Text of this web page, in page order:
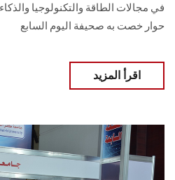
في مجالات الطاقة والتكنولوجيا
حوار خصت به صحيفة اليوم السابع
اقرأ المزيد